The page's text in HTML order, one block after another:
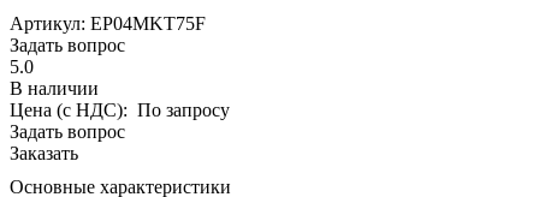
Aртикул: EP04MKT75F
Задать вопрос
5.0
В наличии
Цена (с НДС): По запросу
Задать вопрос
Заказать
Основные характеристики